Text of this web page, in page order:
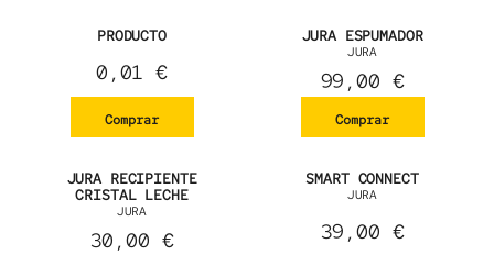
PRODUCTO
0,01€
Comprar
JURA ESPUMADOR
JURA
99,00 €
Comprar
JURA RECIPIENTE
CRISTAL LECHE
JURA
30,00 €
SMART CONNECT
JURA
39,00 €